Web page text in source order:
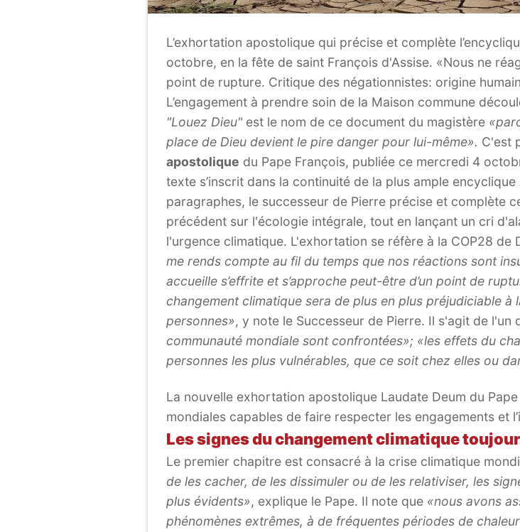
L’exhortation apostolique qui précise et complète
octobre, en la fête de saint François d'Assise. «Nous ne
point de rupture. Critique des négationnistes: origine
L’engagement à prendre soin de la Maison commune
"Louez Dieu" est le nom de ce document du magistère
place de Dieu devient le pire danger pour lui-même». C'est
apostolique du Pape François, publiée ce mercredi 4
texte s’inscrit dans la continuité de la plus ample encyclique
paragraphes, le successeur de Pierre précise et complète
précédent sur l'écologie intégrale, tout en lançant un cri
l'urgence climatique. L'exhortation se réfère à la COP28
me rends compte au fil du temps que nos réactions sont
accueille s’effrite et s’approche peut-être d’un point de
changement climatique sera de plus en plus préjudiciable à
personnes», y note le Successeur de Pierre. Il s'agit de l'un
communauté mondiale sont confrontées»; «les effets du
personnes les plus vulnérables, que ce soit chez elles ou
La nouvelle exhortation apostolique Laudate Deum du
mondiales capables de faire respecter les engagements et
Les signes du changement climatique
Le premier chapitre est consacré à la crise climatique
de les cacher, de les dissimuler ou de les relativiser, les
plus évidents», explique le Pape. Il note que «nous avons
phénomènes extrêmes, à de fréquentes périodes de